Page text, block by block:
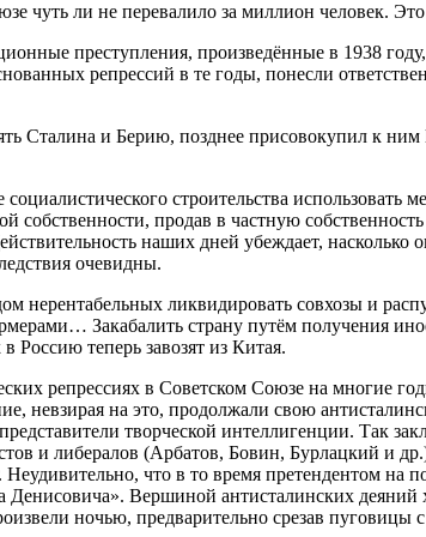
чуть ли не перевалило за миллион человек.
преступления, произведённые в 1938
репрессий в те годы, понесли
Сталина и Берию, позднее присовокупил к
строительства
собственности, продав в частную
наших дней убеждает,
очевидны.
нерентабельных ликвидировать совхозы и
Закабалить страну путём получения
Россию теперь завозят из Китая.
репрессиях в Советском Союзе на многие
невзирая на это, продолжали свою
творческой интеллигенции. Так
и либералов (Арбатов, Бовин, Бурлацкий и
что в то время претендентом
Вершиной антисталинских
ночью, предварительно срезав пуговицы